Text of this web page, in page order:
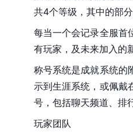
共4个等级，其中的部
每当一个会记录全服首
有玩家，及未来加入的
称号系统是成就系统的
示到生涯系统，或佩戴
号，包括聊天频道、排
玩家团队